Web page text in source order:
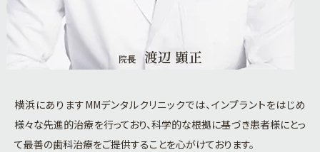
院⻑ 渡辺 顕正
横浜にありますMMデンタルクリニックでは、インプラントをはじめ
様々な先進的治療を行っており、科学的な根拠に基づき患者様にとっ
て最善の歯科治療をご提供することを心がけております。